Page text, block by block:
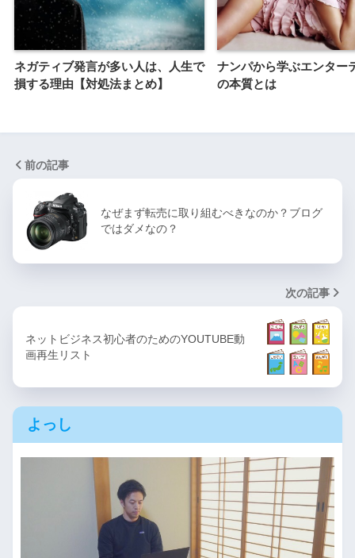
ネガティブ発言が多い人は、人生で
損する理由【対処法まとめ】
ナンパから学ぶエンター
の本質とは
前の記事
なぜまず転売に取り組むべきなのか？ブログ
ではダメなの？
次の記事
ネットビジネス初心者のためのYOUTUBE動
画再生リスト
よっし